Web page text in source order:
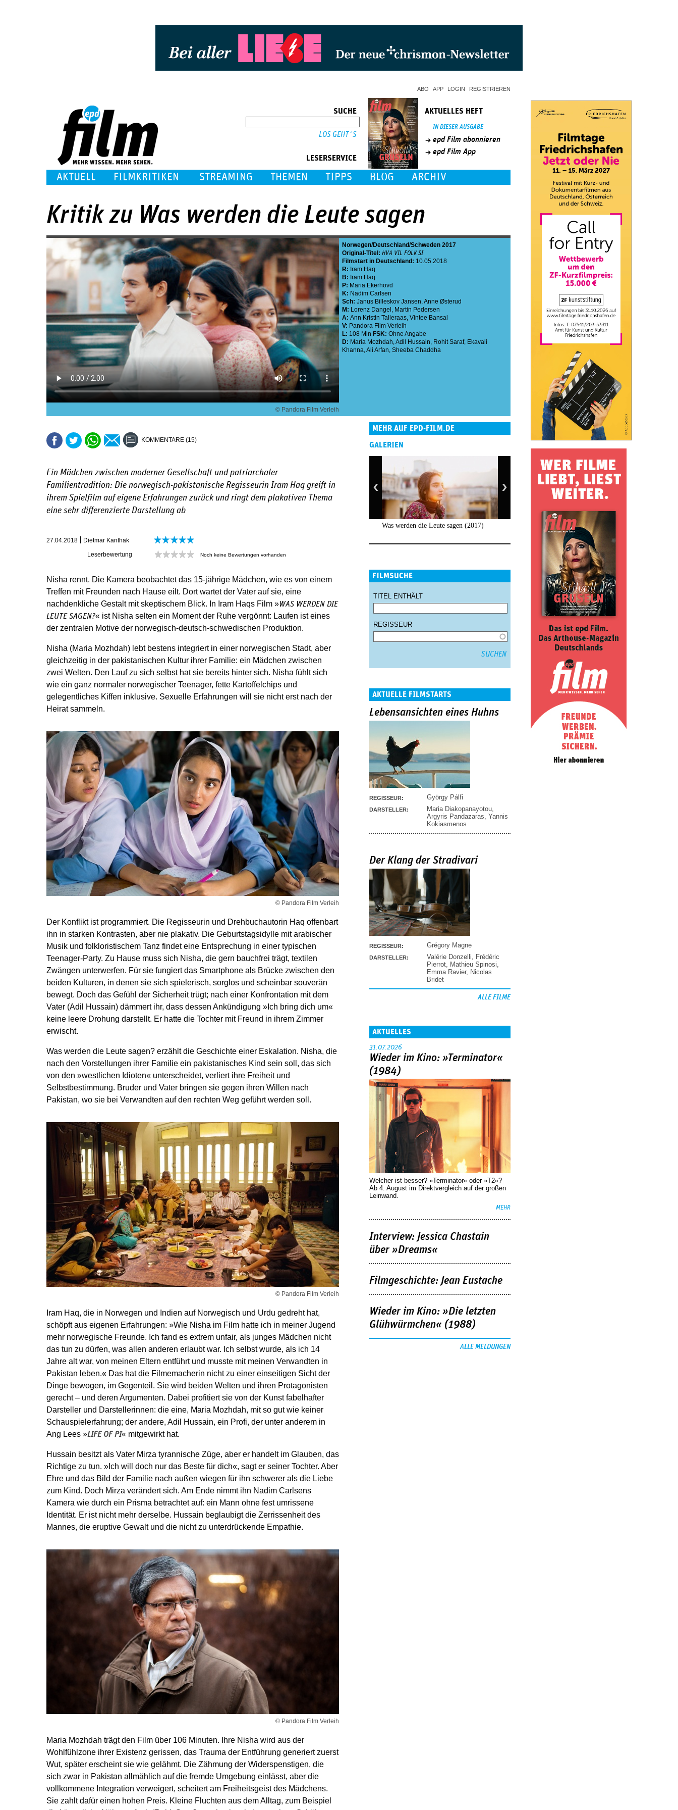
ABO APP LOGIN REGISTRIEREN
SUCHE
LESERSERVICE
AKTUELLES HEFT
IN DIESER AUSGABE
epd Film abonnieren
epd Film App
AKTUELL FILMKRITIKEN STREAMING THEMEN TIPPS BLOG ARCHIV
Kritik zu Was werden die Leute sagen
© Pandora Film Verleih
Norwegen Deutschland Schweden 2017
Original-Titel: HVA VIL FOLK SI
Filmstart in Deutschland: 10.05.2018
R: Iram Haq
B: Iram Haq
P: Maria Ekerhovd
K: Nadim Carlsen
Sch: Janus Billeskov Jansen,Anne Østerud
M: Lorenz Dangel , Martin Pedersen
A: Ann Kristin Talleraas, Vintee Bansal
V: Pandora Film Verleih
L: 108 Min FSK: Ohne Angabe
D: Maria Mozhdah,Adil Hussain, Rohit Saraf, Ekavali
Khanna,Ali Arfan, Sheeba Chaddha
KOMMENTARE (15)
Ein Mädchen zwischen moderner Gesellschaft und patriarchaler
Familientradition: Die norwegisch-pakistanische Regisseurin Iram Haq greift in
ihrem Spielfilm auf eigene Erfahrungen zurück und ringt dem plakativen Thema
eine sehr differenzierte Darstellung ab
27.04.2018
Dietmar Kanthak
Leserbewertung
Noch keine Bewertungen vorhanden
Nisha rennt. Die Kamera beobachtet das 15-jährige Mädchen, wie es von einem
Treffen mit Freunden nach Hause eilt. Dort wartet der Vater auf sie, eine
nachdenkliche Gestalt mit skeptischem Blick. In Iram Haqs Film »WAS WERDEN DIE
LEUTE SAGEN?« ist Nisha selten ein Moment der Ruhe vergönnt: Laufen ist eines
der zentralen Motive der norwegisch-deutsch-schwedischen Produktion.
Nisha (Maria Mozhdah) lebt bestens integriert in einer norwegischen Stadt, aber
gleichzeitig in der pakistanischen Kultur ihrer Familie: ein Mädchen zwischen
zwei Welten. Den Lauf zu sich selbst hat sie bereits hinter sich. Nisha fühlt sich
wie ein ganz normaler norwegischer Teenager, fette Kartoffelchips und
gelegentliches Kiffen inklusive. Sexuelle Erfahrungen will sie nicht erst nach der
Heirat sammeln.
© Pandora Film Verleih
Der Konflikt ist programmiert. Die Regisseurin und Drehbuchautorin Haq offenbart
ihn in starken Kontrasten, aber nie plakativ. Die Geburtstagsidylle mit arabischer
Musik und folkloristischem Tanz findet eine Entsprechung in einer typischen
Teenager-Party. Zu Hause muss sich Nisha, die gern bauchfrei trägt, textilen
Zwängen unterwerfen. Für sie fungiert das Smartphone als Brücke zwischen den
beiden Kulturen, in denen sie sich spielerisch, sorglos und scheinbar souverän
bewegt. Doch das Gefühl der Sicherheit trügt; nach einer Konfrontation mit dem
Vater (Adil Hussain) dämmert ihr, dass dessen Ankündigung »Ich bring dich um«
keine leere Drohung darstellt. Er hatte die Tochter mit Freund in ihrem Zimmer
erwischt.
Was werden die Leute sagen? erzählt die Geschichte einer Eskalation. Nisha, die
nach den Vorstellungen ihrer Familie ein pakistanisches Kind sein soll, das sich
von den »westlichen Idioten« unterscheidet, verliert ihre Freiheit und
Selbstbestimmung. Bruder und Vater bringen sie gegen ihren Willen nach
Pakistan, wo sie bei Verwandten auf den rechten Weg geführt werden soll.
© Pandora Film Verleih
Iram Haq, die in Norwegen und Indien auf Norwegisch und Urdu gedreht hat,
schöpft aus eigenen Erfahrungen: »Wie Nisha im Film hatte ich in meiner Jugend
mehr norwegische Freunde. Ich fand es extrem unfair, als junges Mädchen nicht
das tun zu dürfen, was allen anderen erlaubt war. Ich selbst wurde, als ich 14
Jahre alt war, von meinen Eltern entführt und musste mit meinen Verwandten in
Pakistan leben.« Das hat die Filmemacherin nicht zu einer einseitigen Sicht der
Dinge bewogen, im Gegenteil. Sie wird beiden Welten und ihren Protagonisten
gerecht – und deren Argumenten. Dabei profitiert sie von der Kunst fabelhafter
Darsteller und Darstellerinnen: die eine, Maria Mozhdah, mit so gut wie keiner
Schauspielerfahrung; der andere, Adil Hussain, ein Profi, der unter anderem in
Ang Lees »LIFE OF PI« mitgewirkt hat.
Hussain besitzt als Vater Mirza tyrannische Züge, aber er handelt im Glauben, das
Richtige zu tun. »Ich will doch nur das Beste für dich«, sagt er seiner Tochter. Aber
Ehre und das Bild der Familie nach außen wiegen für ihn schwerer als die Liebe
zum Kind. Doch Mirza verändert sich. Am Ende nimmt ihn Nadim Carlsens
Kamera wie durch ein Prisma betrachtet auf: ein Mann ohne fest umrissene
Identität. Er ist nicht mehr derselbe. Hussain beglaubigt die Zerrissenheit des
Mannes, die eruptive Gewalt und die nicht zu unterdrückende Empathie.
© Pandora Film Verleih
Maria Mozhdah trägt den Film über 106 Minuten. Ihre Nisha wird aus der
Wohlfühlzone ihrer Existenz gerissen, das Trauma der Entführung generiert zuerst
Wut, später erscheint sie wie gelähmt. Die Zähmung der Widerspenstigen, die
sich zwar in Pakis­tan allmählich auf die fremde Umgebung einlässt, aber die
vollkommene Integration verweigert, scheitert am Freiheitsgeist des Mädchens.
Sie zahlt dafür einen hohen Preis. Kleine Fluchten aus dem Alltag, zum Beispiel
MEHR AUF EPD-FILM.DE
GALERIEN
Was werden die Leute sagen (2017)
FILMSUCHE
TITEL ENTHÄLT
REGISSEUR
AKTUELLE FILMSTARTS
Lebensansichten eines Huhns
REGISSEUR: György Pálfi
DARSTELLER: Maria Diakopanayotou
Argyris Pandazaras Yannis
Kokiasmenos
Der Klang der Stradivari
REGISSEUR: Grégory Magne
DARSTELLER: Valérie Donzelli
Frédéric
Pierrot Mathieu Spinosi
Emma Ravier, Nicolas
Bridet
ALLE FILME
AKTUELLES
31.07.2026
Wieder im Kino: »Terminator«
(1984)
Welcher ist besser? »Terminator« oder »T2«?
Ab 4. August im Direktvergleich auf der großen
Leinwand.
MEHR
Interview: Jessica Chastain
über »Dreams«
Filmgeschichte: Jean Eustache
Wieder im Kino: »Die letzten
Glühwürmchen« (1988)
ALLE MELDUNGEN